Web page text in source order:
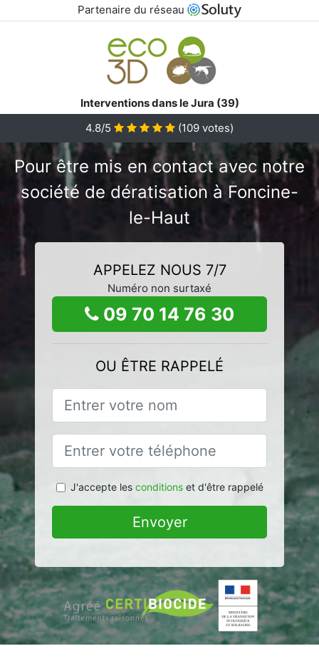
Partenaire du réseau
Interventions dans le Jura (39)
4.8/5
(109 votes)
Pour être mis en contact avec notre
société de dératisation à Foncine-
le-Haut
APPELEZ NOUS 7/7
Numéro non surtaxé
09 70 14 76 30
OU ÊTRE RAPPELÉ
J'accepte les conditionset d'être rappelé
Envoyer